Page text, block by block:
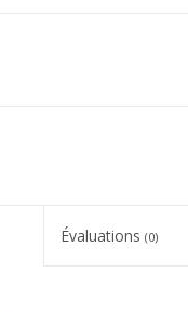
Évaluations(0)